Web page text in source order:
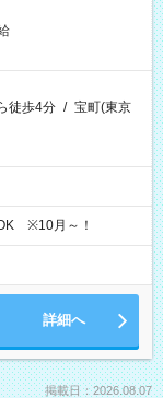
徒歩4分 / 宝町(東京
※10月～！
詳細へ
掲載日：2026.08.07